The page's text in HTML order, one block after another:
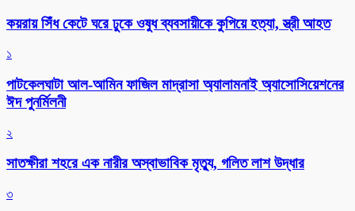
কয়রায় সিঁধ কেটে ঘরে ঢুকে ওষুধ ব্যবসায়ীকে কুপিয়ে হত্যা, স্ত্রী আহত
১
পাটকেলঘাটা আল-আমিন ফাজিল মাদ্রাসা অ্যালামনাই অ্যাসোসিয়েশনের
ঈদ পুনর্মিলনী
২
সাতক্ষীরা শহরে এক নারীর অস্বাভাবিক মৃত্যু, গলিত লাশ উদ্ধার
৩